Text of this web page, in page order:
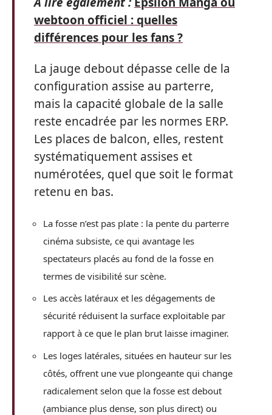
webtoon officiel : quelles
différences pour les fans ?
La jauge debout dépasse celle de la
configuration assise au parterre,
mais la capacité globale de la salle
reste encadrée par les normes ERP.
Les places de balcon, elles, restent
systématiquement assises et
numérotées, quel que soit le format
retenu en bas.
La fosse n’est pas plate : la pente du parterre
cinéma subsiste, ce qui avantage les
spectateurs placés au fond de la fosse en
termes de visibilité sur scène.
Les accès latéraux et les dégagements de
sécurité réduisent la surface exploitable par
rapport à ce que le plan brut laisse imaginer.
Les loges latérales, situées en hauteur sur les
côtés, offrent une vue plongeante qui change
radicalement selon que la fosse est debout
(ambiance plus dense, son plus direct) ou